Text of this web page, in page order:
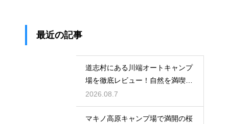
最近の記事
道志村にある川端オートキャンプ
場を徹底レビュー！自然を満喫で
きる魅力
2026.08.7
マキノ高原キャンプ場で満開の桜